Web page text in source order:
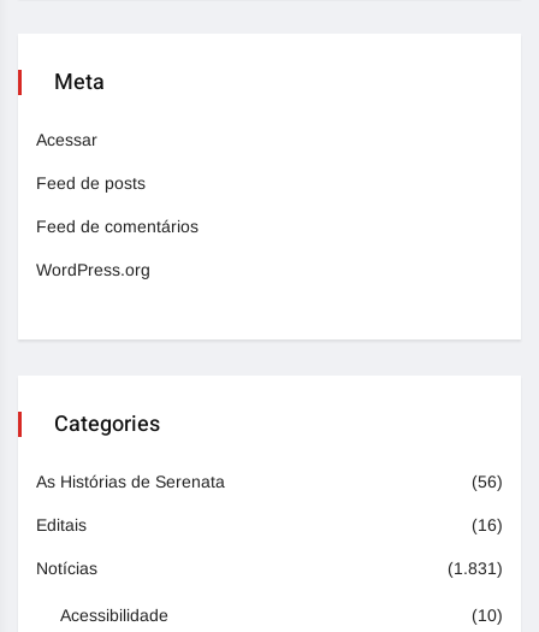
Meta
Acessar
Feed de posts
Feed de comentários
WordPress.org
Categories
As Histórias de Serenata (56)
Editais (16)
Notícias (1.831)
Acessibilidade (10)